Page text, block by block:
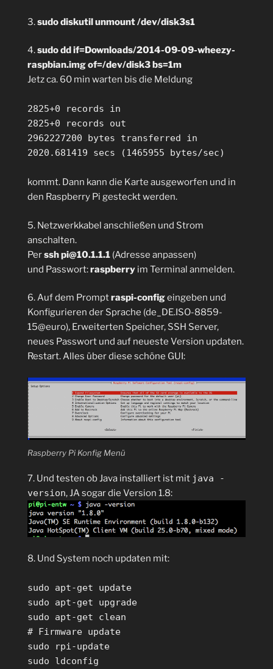
3.sudo diskutil unmount /dev/disk3s1
4.sudo dd if=Downloads/2014-09-09-wheezy-
raspbian.img of=/dev/disk3 bs=1m
Jetz ca. 60 min warten bis die Meldung
2825+0 records in
2825+0 records out
2962227200 bytes transferred in
2020.681419 secs (1465955 bytes/sec)
kommt. Dann kann die Karte ausgeworfen und in
den Raspberry Pi gesteckt werden.
5. Netzwerkkabel anschließen und Strom
anschalten.
Perssh pi@10.1.1.1 (Adresse anpassen)
und Passwort:raspberry im Terminal anmelden.
6. Auf dem Promptraspi-configeingeben und
Konfigurieren der Sprache (de_DE.ISO-8859-
15@euro), Erweiterten Speicher, SSH Server,
neues Passwort und auf neueste Version updaten.
Restart. Alles über diese schöne GUI:
Raspberry Pi Konfig Menü
7. Und testen ob Java installiert ist mit java -
version, JA sogar die Version 1.8:
8. Und System noch updaten mit:
sudo apt-get update
sudo apt-get upgrade
sudo apt-get clean
# Firmware update
sudo rpi-update
sudo ldconfig